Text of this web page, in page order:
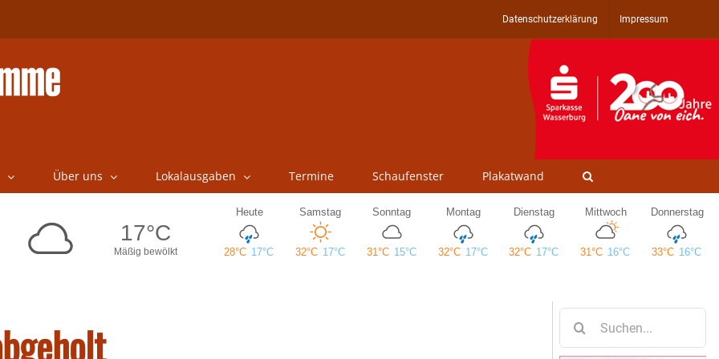
Datenschutzerklärung Impressum
Über uns Lokalausgaben Termine Schaufenster Plakatwand
nach: